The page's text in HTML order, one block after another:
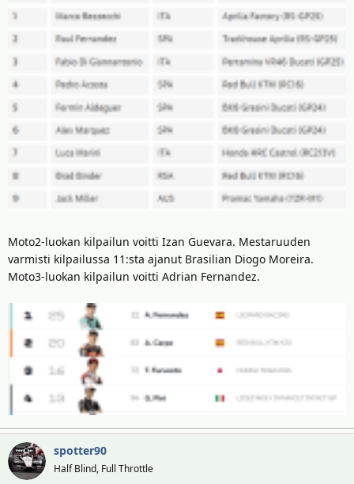
Moto2-luokan kilpailun voitti Izan Guevara. Mestaruuden
varmisti kilpailussa 11:sta ajanut Brasilian Diogo Moreira.
Moto3-luokan kilpailun voitti Adrian Fernandez.
spotter90
Half Blind, Full Throttle